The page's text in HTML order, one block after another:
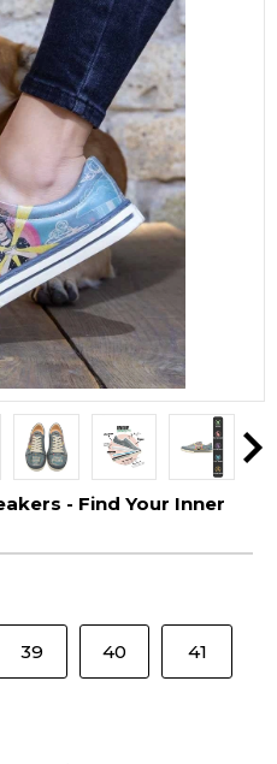
- Find Your Inner
39 40 41